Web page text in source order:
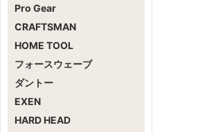
Pro Gear
CRAFTSMAN
HOME TOOL
フォースウェーブ
ダントー
EXEN
HARD HEAD